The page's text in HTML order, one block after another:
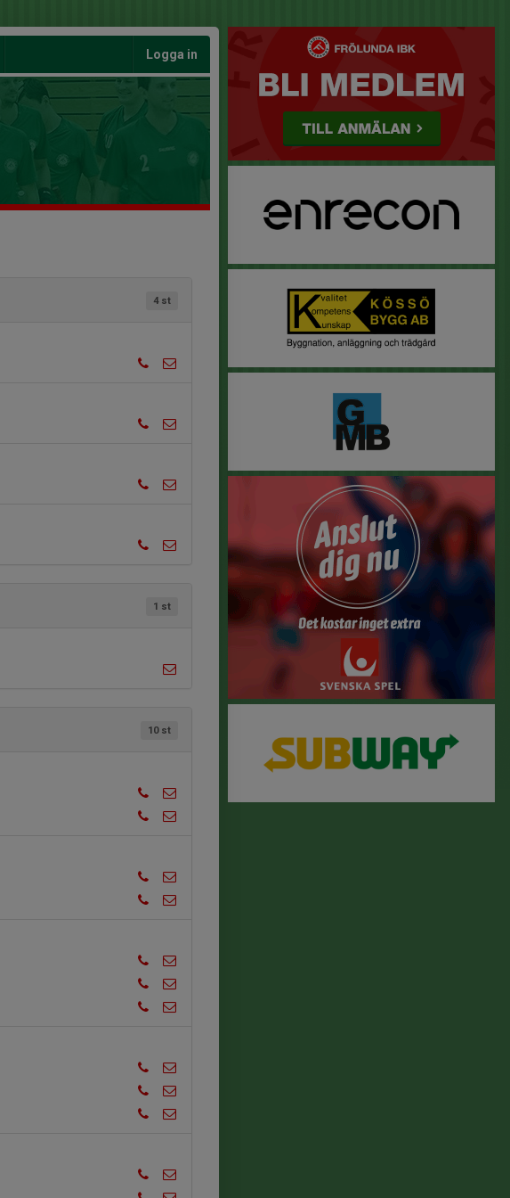
Logga in
4 st
1 st
10 st